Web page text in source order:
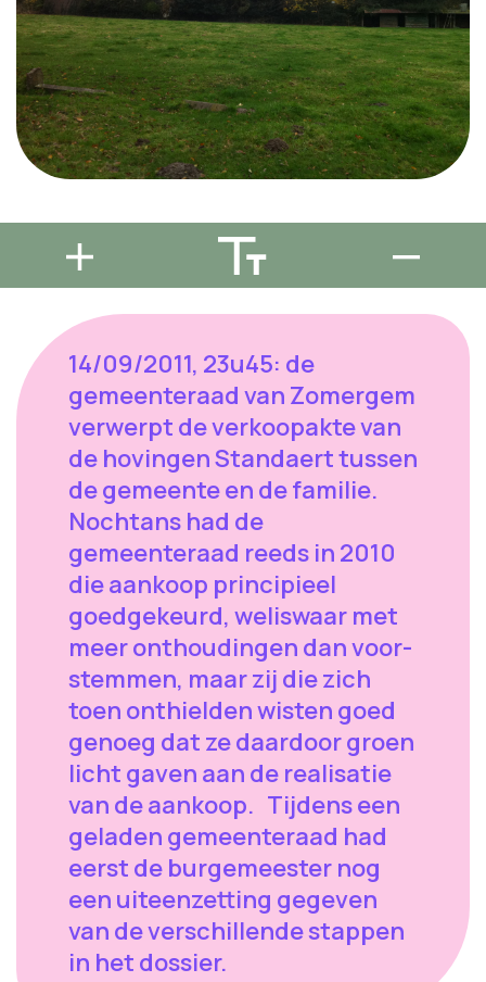
14/09/2011, 23u45: de
gemeenteraad van Zomergem
verwerpt de verkoopakte van
de hovingen Standaert tussen
de gemeente en de familie.
Nochtans had de
gemeenteraad reeds in 2010
die aankoop principieel
goedgekeurd, weliswaar met
meer onthoudingen dan voor-
stemmen, maar zij die zich
toen onthielden wisten goed
genoeg dat ze daardoor groen
licht gaven aan de realisatie
van de aankoop. Tijdens een
geladen gemeenteraad had
eerst de burgemeester nog
een uiteenzetting gegeven
van de verschillende stappen
in het dossier.